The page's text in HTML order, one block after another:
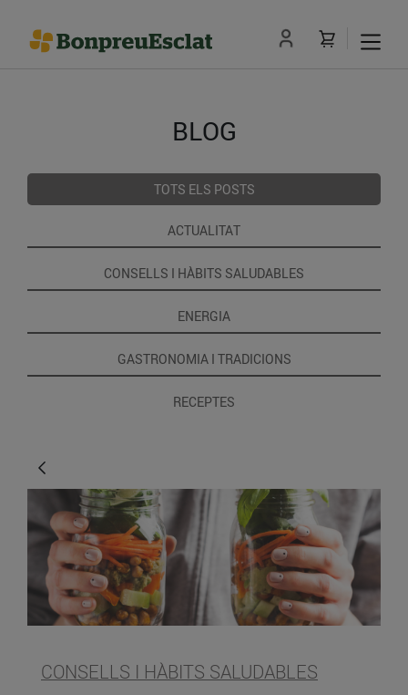
BLOG
TOTS ELS POSTS
ACTUALITAT
CONSELLS I HÀBITS SALUDABLES
ENERGIA
GASTRONOMIA I TRADICIONS
RECEPTES
CONSELLS I HÀBITS SALUDABLES